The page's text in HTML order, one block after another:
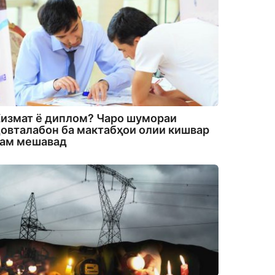
ё диплом? Чаро шумораи
ба мактабҳои олии кишвар
мешавад